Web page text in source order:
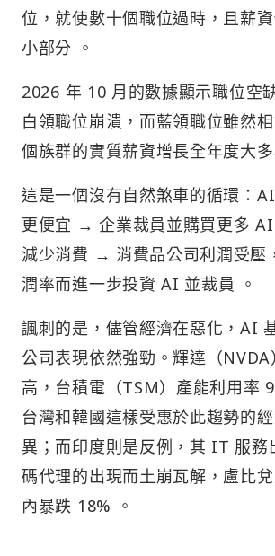
位，就使數十個職位過時，且薪
小部分 。
2026 年 10 月的數據顯示職位空
白領職位崩潰，而藍領職位雖然
個族群的實質薪資增長全年度大多
這是一個沒有自然煞車的循環：
更便宜 → 企業裁員並購買更多
減少消費 → 消費品公司利潤受壓
潤率而進一步投資 AI 並裁員 。
諷刺的是，儘管經濟在惡化，AI
公司表現依然強勁。輝達（
高，台積電（TSM）產能利用率
台灣和韓國這樣受惠於此趨勢的
異；而印度則是反例，其 IT 服務
碼代理的出現而土崩瓦解，盧比
內暴跌 18% 。